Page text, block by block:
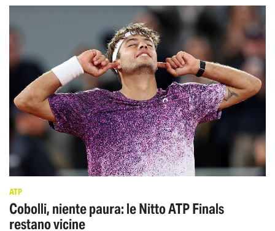
ATP
Cobolli, niente paura: le Nitto ATP Finals
restano vicine